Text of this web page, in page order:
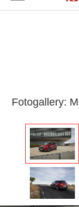
Fotogallery: